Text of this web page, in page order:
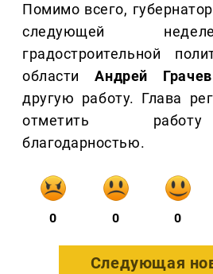
Помимо всего,
следующей
градостроительной
областиАндрей Грачев
другую работу. Глава
отметить
благодарностью.
0 0 0
Следующая